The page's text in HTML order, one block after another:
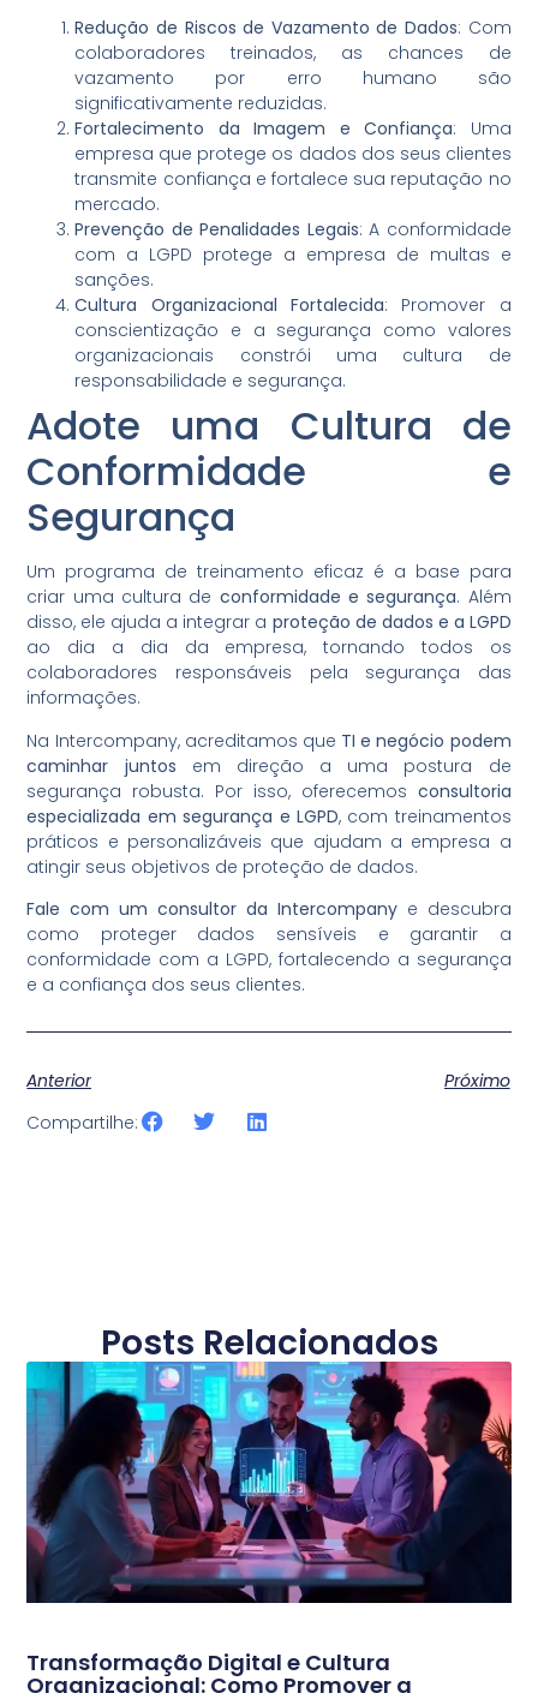
Redução de Riscos de Vazamento de Dados: Com
colaboradores treinados, as chances de
vazamento por erro humano são
significativamente reduzidas.
Fortalecimento da Imagem e Confiança: Uma
empresa que protege os dados dos seus clientes
transmite confiança e fortalece sua reputação no
mercado.
Prevenção de Penalidades Legais: A conformidade
com a LGPD protege a empresa de multas e
sanções.
Cultura Organizacional Fortalecida: Promover a
conscientização e a segurança como valores
organizacionais constrói uma cultura de
responsabilidade e segurança.
Adote uma Cultura de
Conformidade e
Segurança
Um programa de treinamento eficaz é a base para
criar uma cultura de conformidade e segurança. Além
disso, ele ajuda a integrar a proteção de dados e a LGPD
ao dia a dia da empresa, tornando todos os
colaboradores responsáveis pela segurança das
informações.
Na Intercompany, acreditamos que TI e negócio podem
caminhar juntos em direção a uma postura de
segurança robusta. Por isso, oferecemos consultoria
especializada em segurança e LGPD, com treinamentos
práticos e personalizáveis que ajudam a empresa a
atingir seus objetivos de proteção de dados.
Fale com um consultor da Intercompanye descubra
como proteger dados sensíveis e garantir a
conformidade com a LGPD, fortalecendo a segurança
e a confiança dos seus clientes.
Anterior
Próximo
Compartilhe:
Posts Relacionados
Transformação Digital e Cultura
Organizacional: Como Promover a